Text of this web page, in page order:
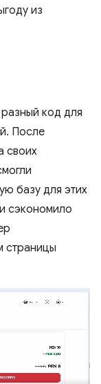
из
код для
После
своих
базу для этих
сэкономило
страницы